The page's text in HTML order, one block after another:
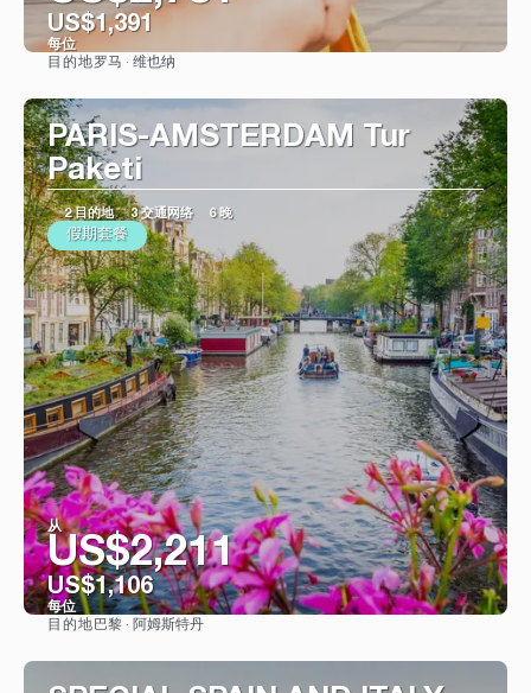
US$1,391
每位
目的地罗马 · 维也纳
PARIS-AMSTERDAM Tur
Paketi
2 目的地 3 交通网络 6 晚
假期套餐
从
US$2,211
US$1,106
每位
目的地 巴黎 · 阿姆斯特丹